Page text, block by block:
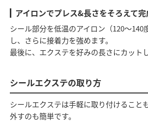
アイロンでプレス&長さをそろえて
シール部分を低温のアイロン（120〜140
し、さらに接着力を強めます。
最後に、エクステを好みの長さにカット
シールエクステの取り方
シールエクステは手軽に取り付けること
外すのも簡単です。